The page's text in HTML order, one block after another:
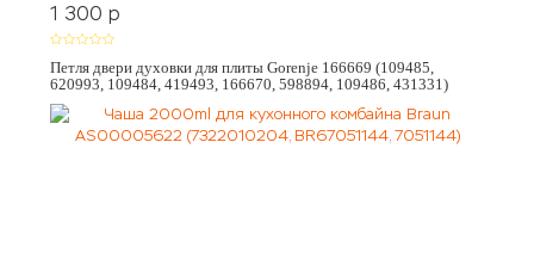
1 300 p
Петля двери духовки для плиты Gorenje 166669 (109485,
620993, 109484, 419493, 166670, 598894, 109486, 431331)